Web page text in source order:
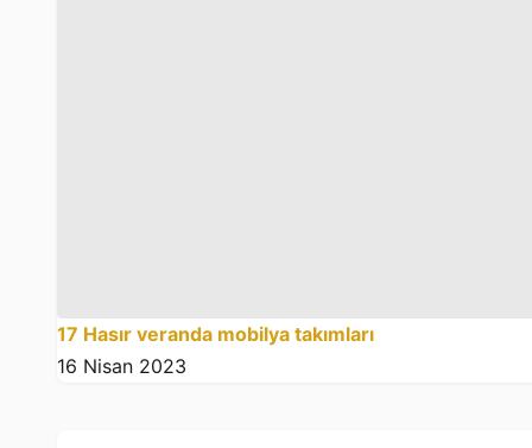
17 Hasır veranda mobilya takımları
16 Nisan 2023